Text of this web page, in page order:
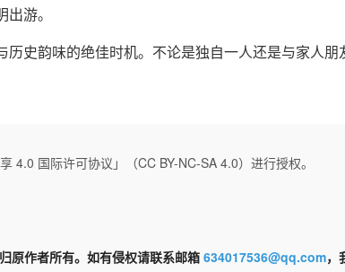
游。
史韵味的绝佳时机。不论是独自一人还是与家人朋
4.0 国际许可协议」（CC BY-NC-SA 4.0）进行授权。
原作者所有。如有侵权请联系邮箱 634017536@qq.com，